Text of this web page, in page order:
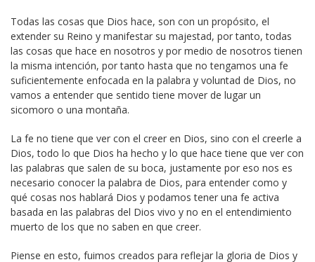
Todas las cosas que Dios hace, son con un propósito, el
extender su Reino y manifestar su majestad, por tanto, todas
las cosas que hace en nosotros y por medio de nosotros tienen
la misma intención, por tanto hasta que no tengamos una fe
suficientemente enfocada en la palabra y voluntad de Dios, no
vamos a entender que sentido tiene mover de lugar un
sicomoro o una montaña.
La fe no tiene que ver con el creer en Dios, sino con el creerle a
Dios, todo lo que Dios ha hecho y lo que hace tiene que ver con
las palabras que salen de su boca, justamente por eso nos es
necesario conocer la palabra de Dios, para entender como y
qué cosas nos hablará Dios y podamos tener una fe activa
basada en las palabras del Dios vivo y no en el entendimiento
muerto de los que no saben en que creer.
Piense en esto, fuimos creados para reflejar la gloria de Dios y